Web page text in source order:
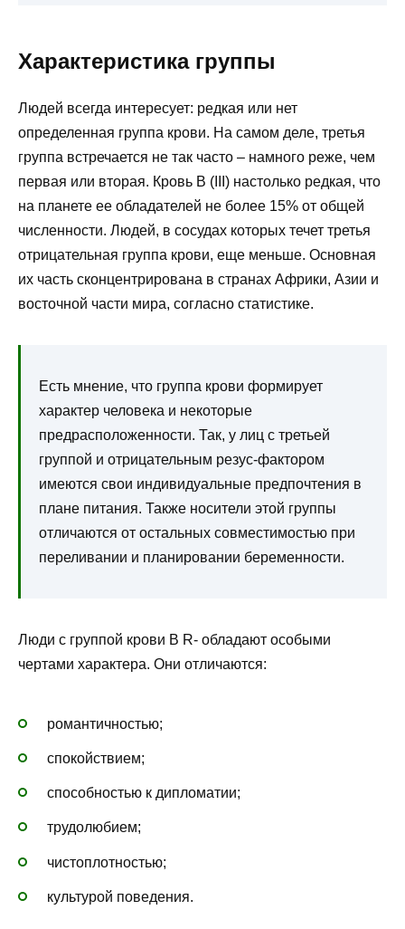
Характеристика группы
Людей всегда интересует: редкая или нет
определенная группа крови. На самом деле, третья
группа встречается не так часто – намного реже, чем
первая или вторая. Кровь B (III) настолько редкая, что
на планете ее обладателей не более 15% от общей
численности. Людей, в сосудах которых течет третья
отрицательная группа крови, еще меньше. Основная
их часть сконцентрирована в странах Африки, Азии и
восточной части мира, согласно статистике.
Есть мнение, что группа крови формирует
характер человека и некоторые
предрасположенности. Так, у лиц с третьей
группой и отрицательным резус-фактором
имеются свои индивидуальные предпочтения в
плане питания. Также носители этой группы
отличаются от остальных совместимостью при
переливании и планировании беременности.
Люди с группой крови B R- обладают особыми
чертами характера. Они отличаются:
романтичностью;
спокойствием;
способностью к дипломатии;
трудолюбием;
чистоплотностью;
культурой поведения.